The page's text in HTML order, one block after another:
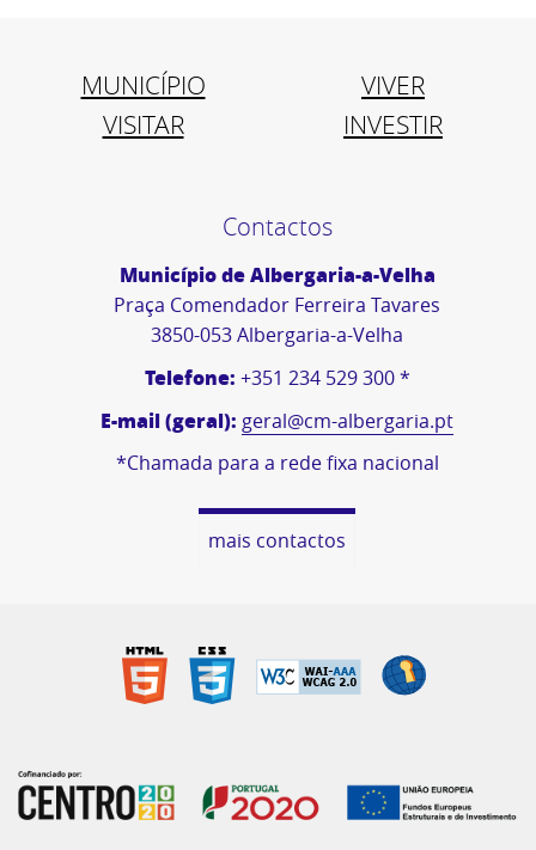
MUNICÍPIO
VIVER
VISITAR
INVESTIR
Contactos
Município de Albergaria-a-Velha
Praça Comendador Ferreira Tavares
3850-053 Albergaria-a-Velha
Telefone: +351 234 529 300 *
E-mail (geral): geral@cm-albergaria.pt
*Chamada para a rede fixa nacional
mais contactos